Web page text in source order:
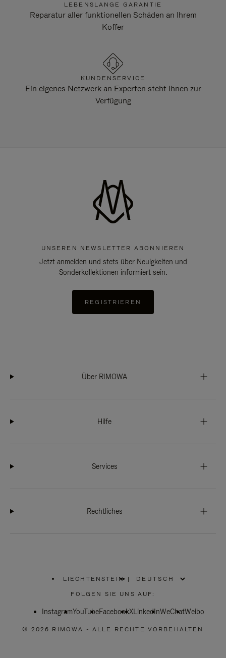
LEBENSLANGE GARANTIE
Reparatur aller funktionellen Schäden an Ihrem
Koffer
KUNDENSERVICE
Ein eigenes Netzwerk an Experten steht Ihnen zur
Verfügung
UNSEREN NEWSLETTER ABONNIEREN
Jetzt anmelden und stets über Neuigkeiten und
Sonderkollektionen informiert sein.
REGISTRIEREN
Über RIMOWA
Hilfe
Services
Rechtliches
LIECHTENSTEIN
WÄHLEN
SIE
REGION
|
FOLGEN SIE UNS AUF:
InstagramYouTubeFacebookXLinkedInWeChatWeibo
© 2026 RIMOWA - ALLE RECHTE VORBEHALTEN